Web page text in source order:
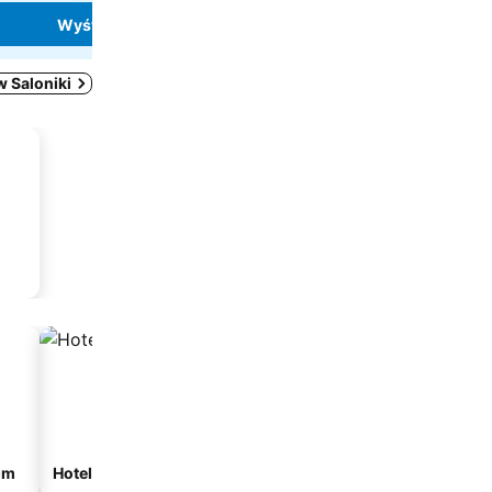
Wyświetl ceny
Saloniki
Hotele ze spa